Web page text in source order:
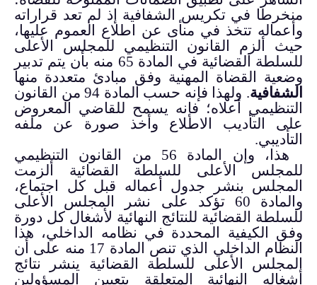
منخرطا في تكريس الشفافية إذ لم تعد قراراته
وأعماله تتخذ في منأى عن اطلاع العموم عليها،
حيث ألزم القانون التنظيمي للمجلس الأعلى
للسلطة القضائية في المادة 65 منه بأن يتم تدبير
وضعية القضاة المهنية وفق مبادئ متعددة منها
الشفافية
. ولهذا فإنه حسب المادة 94 من القانون
التنظيمي أعلاه؛ فإنه يسمح للقاضي المعروض
على التأديب الاطلاع وأخذ صورة عن ملفه
التأديبي.
هذا، وإن المادة 56 من القانون التنظيمي
للمجلس الأعلى للسلطة القضائية ألزمت
المجلس بنشر جدول أعماله قبل كل اجتماع،
والمادة 60 تؤكد على نشر المجلس الأعلى
للسلطة القضائية للنتائج النهائية لأشغال كل دورة
وفق الكيفية المحددة في نظامه الداخلي، هذا
النظام الداخلي الذي تنص المادة 17 منه على أن
المجلس الأعلى للسلطة القضائية ينشر نتائج
أشغاله النهائية المتعلقة بتعيين المسؤولين